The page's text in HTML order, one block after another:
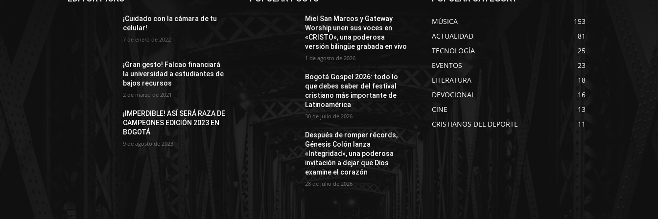
¡Cuidado con la cámara de tu
celular!
7 de enero de 2022
¡Gran gesto! Falcao financiará
la universidad a estudiantes de
bajos recursos
2 de marzo de 2021
¡IMPERDIBLE! ASÍ SERÁ RAZA DE
CAMPEONES EDICIÓN 2023 EN
BOGOTÁ
9 de agosto de 2023
Miel San Marcos y Gateway
Worship unen sus voces en
«CRISTO», una poderosa
versión bilingüe grabada en vivo
1 de agosto de 2026
Bogotá Gospel 2026: todo lo
que debes saber del festival
cristiano más importante de
Latinoamérica
30 de julio de 2026
Después de romper récords,
Génesis Colón lanza
«Integridad», una poderosa
invitación a dejar que Dios
examine el corazón
28 de julio de 2026
MÚSICA
153
ACTUALIDAD
81
TECNOLOGÍA
25
EVENTOS
23
LITERATURA
18
DEVOCIONAL
16
CINE
13
CRISTIANOS DEL DEPORTE
11